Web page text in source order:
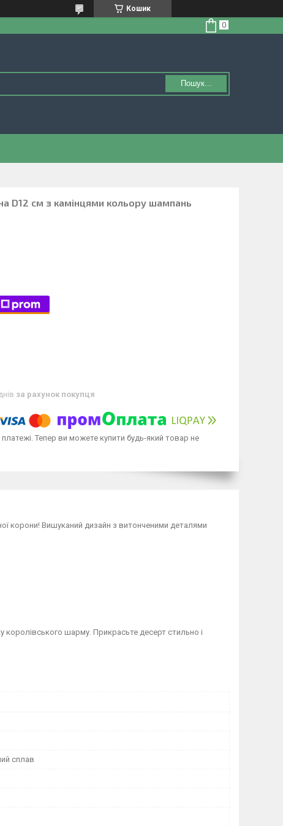
Кошик
Пошук...
D12 см з камінцями кольору шампань
за рахунок покупця
платежі. Тепер ви можете купити будь-який товар не
корони! Вишуканий дизайн з витонченими деталями
шарму. Прикрасьте десерт стильно і
сплав